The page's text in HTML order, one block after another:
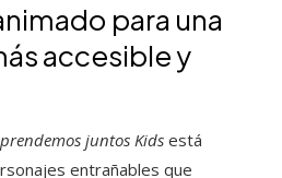
para una
accesible y
juntos Kidsestá
entrañables que